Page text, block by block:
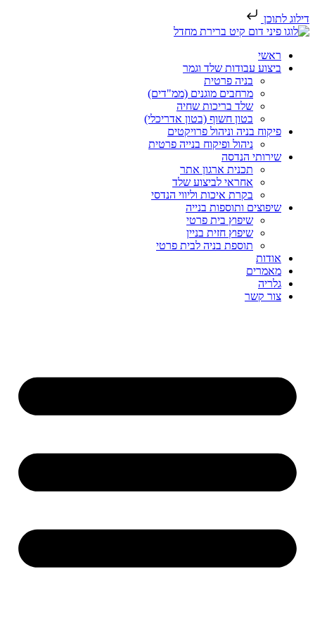
דילוג לתוכן
ראשי
ביצוע עבודות שלד וגמר
בניה פרטית
מרחבים מוגנים (ממ"דים)
שלד בריכות שחיה
בטון חשוף (בטון אדריכלי)
פיקוח בניה וניהול פרויקטים
ניהול ופיקוח בנייה פרטית
שירותי הנדסה
תכנית ארגון אתר
אחראי לביצוע שלד
בקרת איכות וליווי הנדסי
שיפוצים ותוספות בנייה
שיפוץ בית פרטי
שיפוץ חזית בניין
תוספת בניה לבית פרטי
אודות
מאמרים
גלריה
צור קשר